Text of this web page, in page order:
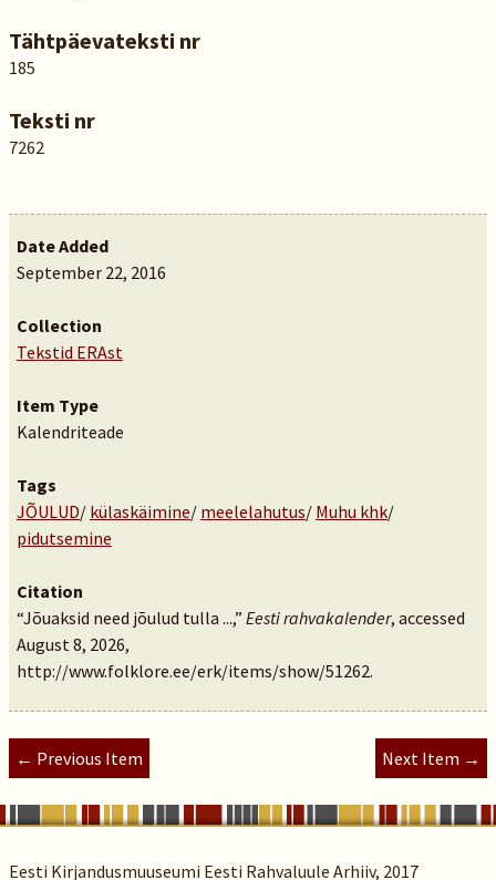
Tähtpäevateksti nr
185
Teksti nr
7262
Date Added
September 22, 2016
Collection
Tekstid ERAst
Item Type
Kalendriteade
Tags
JÕULUD/ külaskäimine/ meelelahutus/ Muhu khk/
pidutsemine
Citation
“Jõuaksid need jõulud tulla ...,” Eesti rahvakalender, accessed
August 8, 2026,
http://www.folklore.ee/erk/items/show/51262.
← Previous Item Next Item →
Eesti Kirjandusmuuseumi Eesti Rahvaluule Arhiiv, 2017